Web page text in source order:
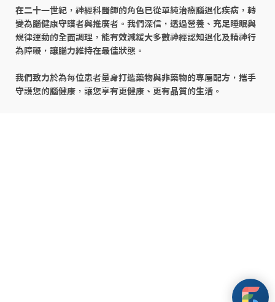
在二十一世紀，神經科醫師的角色已從單純治療腦退化疾病，轉
變為腦健康守護者與推廣者。我們深信，透過營養、充足睡眠與
規律運動的全面調理，能有效減緩大多數神經認知退化及精神行
為障礙，讓腦力維持在最佳狀態。
我們致力於為每位患者量身打造藥物與非藥物的專屬配方，攜手
守護您的腦健康，讓您享有更健康、更有品質的生活。